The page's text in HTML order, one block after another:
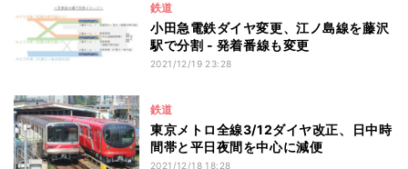
鉄道
小田急電鉄ダイヤ変更、江ノ島線を藤沢
駅で分割 - 発着番線も変更
2021/12/19 23:28
鉄道
東京メトロ全線3/12ダイヤ改正、日中時
間帯と平日夜間を中心に減便
2021/12/18 18:28